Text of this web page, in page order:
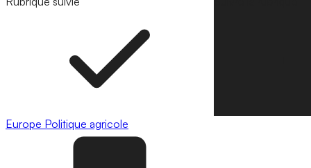
Europe Politique agricole